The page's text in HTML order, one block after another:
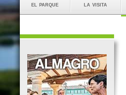
el parque la visita